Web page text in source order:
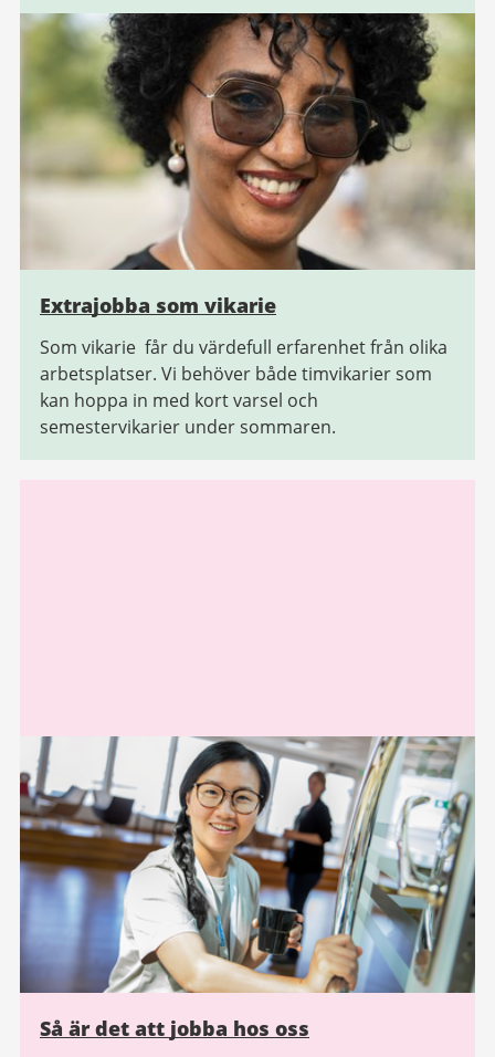
Extrajobba som vikarie
Som vikarie får du värdefull erfarenhet från olika
arbetsplatser. Vi behöver både timvikarier som
kan hoppa in med kort varsel och
semestervikarier under sommaren.
Så är det att jobba hos oss